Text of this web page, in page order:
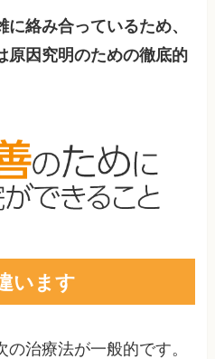
に絡み合っているため、
原因究明のための徹底的
います
治療法が一般的です。